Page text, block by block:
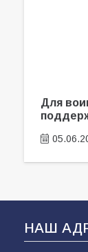
Для
НАШ